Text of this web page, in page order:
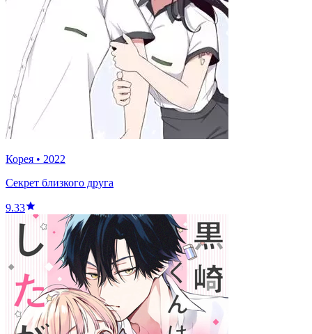
Корея • 2022
Секрет близкого друга
9.33